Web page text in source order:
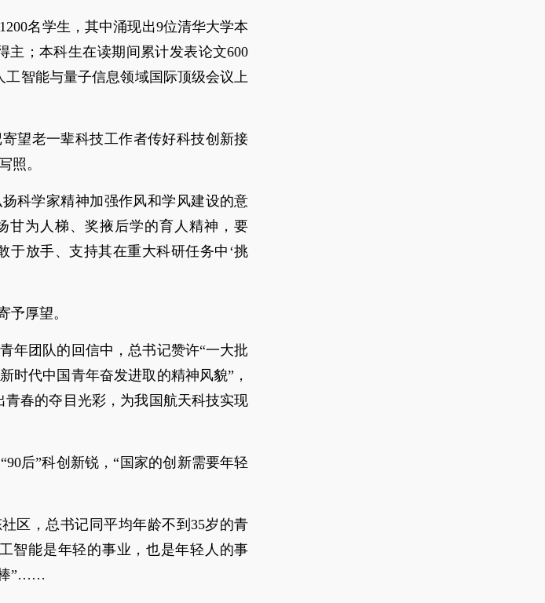
名学生，其中涌现出9位清华大学本
主；本科生在读期间累计发表论文600
智能与量子信息领域国际顶级会议上
望老一辈科技工作者传好科技创新接
照。
科学家精神加强作风和学风建设的意
甘为人梯、奖掖后学的育人精神，要
于放手、支持其在重大科研任务中‘挑
予厚望。
年团队的回信中，总书记赞许“一大批
时代中国青年奋发进取的精神风貌”，
春的夺目光彩，为我国航天科技实现
后”科创新锐，“国家的创新需要年轻
区，总书记同平均年龄不到35岁的青
智能是年轻的事业，也是年轻人的事
棒”……